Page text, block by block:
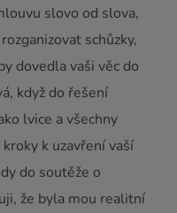
slovo od slova,
schůzky,
dovedla vaši věc do
když do řešení
lvice a všechny
k uzavření vaší
do soutěže o
že byla mou realitní